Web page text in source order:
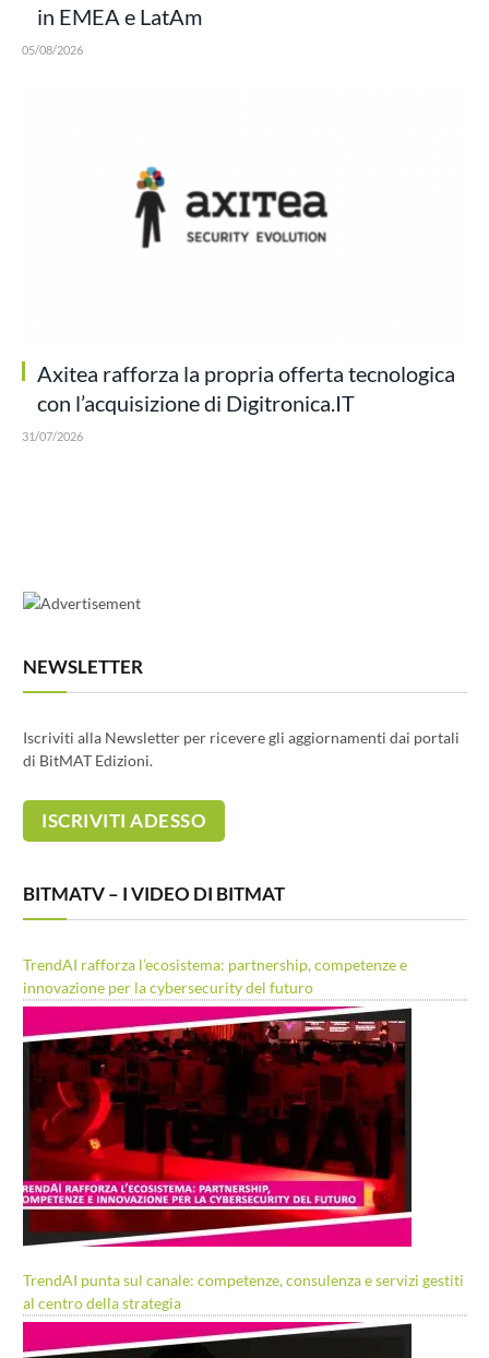
in EMEA e LatAm
05/08/2026
Axitea rafforza la propria offerta tecnologica
con l’acquisizione di Digitronica.IT
31/07/2026
NEWSLETTER
Iscriviti alla Newsletter per ricevere gli aggiornamenti dai portali
di BitMAT Edizioni.
BITMATV – I VIDEO DI BITMAT
TrendAI rafforza l’ecosistema: partnership, competenze e
innovazione per la cybersecurity del futuro
TrendAI punta sul canale: competenze, consulenza e servizi gestiti
al centro della strategia